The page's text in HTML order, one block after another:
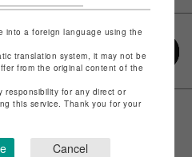
into a foreign language using the
translation system, it may not be
from the original content of the
responsibility for any direct or
this service. Thank you for your
Cancel